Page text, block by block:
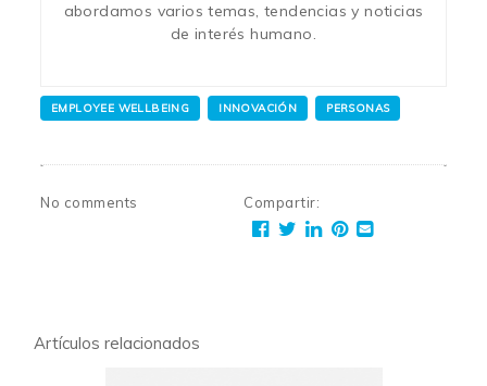
abordamos varios temas, tendencias y noticias
de interés humano.
EMPLOYEE WELLBEING INNOVACIÓN PERSONAS
No comments Compartir:
Artículos relacionados